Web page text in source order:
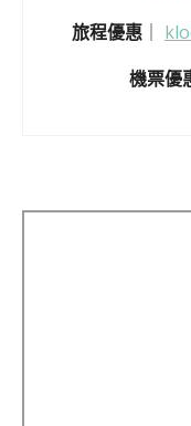
旅程優惠
機票優